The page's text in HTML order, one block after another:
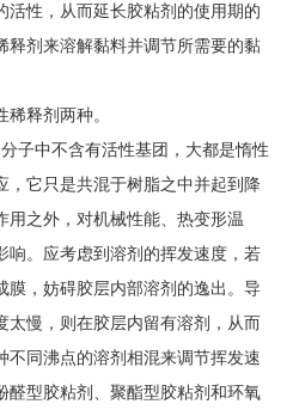
活性，从而延长胶粘剂的使用期的
释剂来溶解黏料并调节所需要的黏
释剂两种。
子中不含有活性基团，大都是惰性
，它只是共混于树脂之中并起到降
用之外，对机械性能、热变形温
响。应考虑到溶剂的挥发速度，若
膜，妨碍胶层内部溶剂的逸出。导
太慢，则在胶层内留有溶剂，从而
不同沸点的溶剂相混来调节挥发速
醛型胶粘剂、聚酯型胶粘剂和环氧